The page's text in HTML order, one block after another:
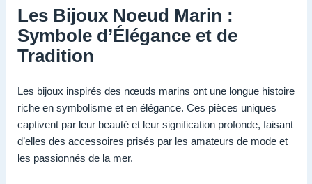
Les Bijoux Noeud Marin :
Symbole d’Élégance et de
Tradition
Les bijoux inspirés des nœuds marins ont une longue histoire
riche en symbolisme et en élégance. Ces pièces uniques
captivent par leur beauté et leur signification profonde, faisant
d’elles des accessoires prisés par les amateurs de mode et
les passionnés de la mer.